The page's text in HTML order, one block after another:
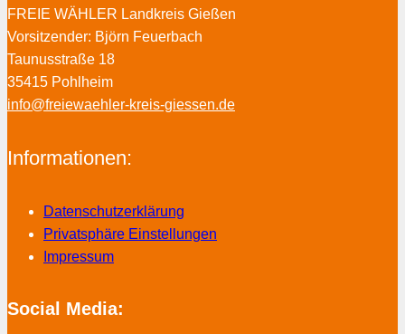
FREIE WÄHLER Landkreis Gießen
Vorsitzender: Björn Feuerbach
Taunusstraße 18
35415 Pohlheim
info@freiewaehler-kreis-giessen.de
Informationen:
Datenschutzerklärung
Privatsphäre Einstellungen
Impressum
Social Media: